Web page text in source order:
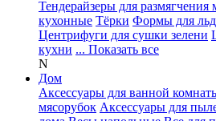
Тендерайзеры для размягчения
кухонные Тёрки Формы для
Центрифуги для сушки зелени
кухни ... Показать все
N
Дом
Аксессуары для ванной
мясорубок Аксессуары для